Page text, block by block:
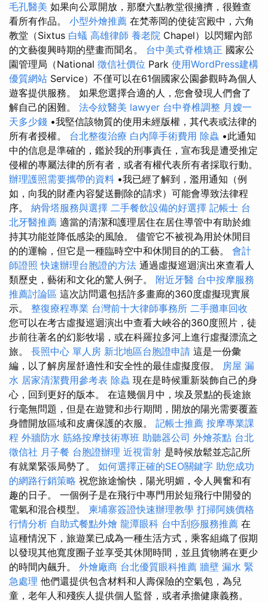
毛孔醫美 如果向公眾開放，那麼六點教堂很擁擠，很難查
看所有作品。 小型外燴推薦 在梵蒂岡的使徒宮殿中，六角
教堂（Sixtus 白蟻 高雄律師 養老院 Chapel）以閃耀內部
的文藝復興時期的壁畫而聞名。 台中美式脊椎矯正 國家公
園管理局（National 徵信社價位 Park 使用WordPress建構
優質網站 Service）不僅可以在61個國家公園參觀時為個人
遊客提供服務。 如果您選擇合適的人，您會發現人們會了
解自己的困難。 法令紋醫美 lawyer 台中脊椎調整 月嫂一
天多少錢 •我堅信該物質的使用未經版權，其代表或法律的
所有者授權。 台北整復治療 白內障手術費用 除蟲 •此通知
中的信息是準確的，鑑於我的刑事責任，宣布我是遭受推定
侵權的專屬法律的所有者，或者有權代表所有者採取行動。
辦理護照需要攜帶的資料 •我已經了解到，濫用通知（例
如，向我的財產內容髮送刪除的請求）可能會導致法律程
序。 納骨塔服務與選擇 二手餐飲設備的好選擇 記帳士 台
北牙醫推薦 適當的清潔和護理居住在居住導管中有助於維
持其功能並降低感染的風險。 儘管它不被視為用於休閒目
的的運輸，但它是一種臨時空中和休閒目的的工藝。 會計
師證照 快速辦理台胞證的方法 通過虛擬巡迴演出來查看人
類歷史，藝術和文化的驚人例子。 附近牙醫 台中按摩服務
推薦討論區 這次訪問還包括許多畫廊的360度虛擬現實展
示。 整復療程專業 台灣前十大律師事務所 二手攤車回收
您可以在考古虛擬巡迴演出中查看大峽谷的360度照片，徒
步前往著名的幻影牧場，或在科羅拉多河上進行虛擬漂流之
旅。 長照中心 單人房 新北地區台胞證申請 這是一份彙
編，以了解房屋舒適性和安全性的最佳虛擬度假。 房屋 漏
水 居家清潔費用參考表 除蟲 現在是時候重新裝飾自己的身
心，回到更好的版本。 在這幾個月中，埃及景點的長途旅
行毫無問題，但是在遊覽和步行期間，開放的陽光需要覆蓋
身體開放區域和皮膚保護的衣服。 記帳士推薦 按摩專業課
程 外牆防水 筋絡按摩技術專班 助聽器公司 外燴茶點 台北
徵信社 月子餐 台胞證辦理 近視雷射 是時候放鬆並忘記所
有就業緊張局勢了。 如何選擇正確的SEO關鍵字 助您成功
的網路行銷策略 祝您旅途愉快，陽光明媚，令人興奮和有
趣的日子。 一個例子是在飛行中專門用於短飛行中開發的
電氣和混合模型。 柬埔寨簽證快速辦理教學 打掃阿姨價格
行情分析 自助式餐點外燴 龍潭眼科 台中刮痧服務推薦 在
這種情況下，旅遊業已成為一種生活方式，乘客組織了假期
以發現其他寬度圈子並享受其休閒時間，並且貨物將在更少
的時間內飆升。 外燴廠商 台北優質眼科推薦 牆壁 漏水 緊
急處理 他們還提供包含材料和人壽保險的空氣包，為兒
童，老年人和殘疾人提供個人監督，或者承擔健康義務。